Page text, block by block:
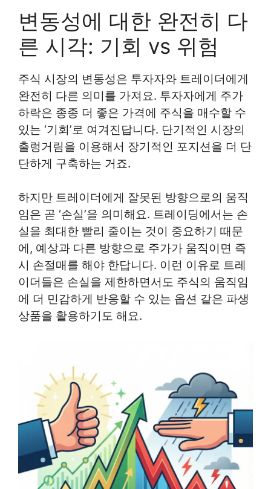
변동성에 대한 완전히 다
른 시각: 기회 vs 위험
주식 시장의 변동성은 투자자와 트레이더에게
완전히 다른 의미를 가져요. 투자자에게 주가
하락은 종종 더 좋은 가격에 주식을 매수할 수
있는 ‘기회’로 여겨진답니다. 단기적인 시장의
출렁거림을 이용해서 장기적인 포지션을 더 단
단하게 구축하는 거죠.
하지만 트레이더에게 잘못된 방향으로의 움직
임은 곧 ‘손실’을 의미해요. 트레이딩에서는 손
실을 최대한 빨리 줄이는 것이 중요하기 때문
에, 예상과 다른 방향으로 주가가 움직이면 즉
시 손절매를 해야 한답니다. 이런 이유로 트레
이더들은 손실을 제한하면서도 주식의 움직임
에 더 민감하게 반응할 수 있는 옵션 같은 파생
상품을 활용하기도 해요.